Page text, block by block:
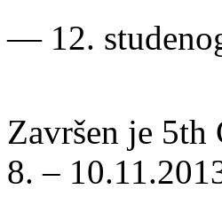
― 12.
Završen je 5th
8. –